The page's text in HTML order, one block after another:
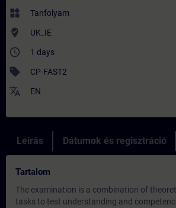
widgets Tanfolyam
where_to_vote UK_IE
access_time 1 days
sell CP-FAST2
translate EN
Leírás Dátumok és regisztráció
Tartalom
The examination is a combination of
tasks to test understanding and